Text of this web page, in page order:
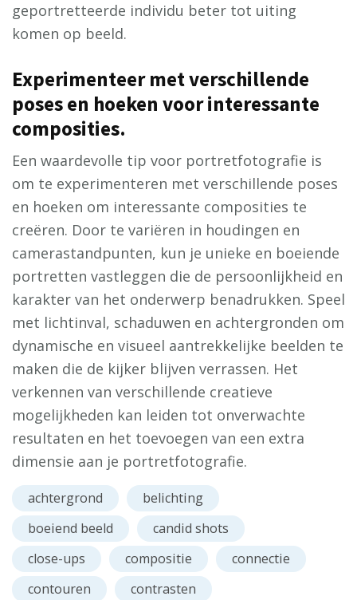
geportretteerde individu beter tot uiting
komen op beeld.
Experimenteer met verschillende
poses en hoeken voor interessante
composities.
Een waardevolle tip voor portretfotografie is
om te experimenteren met verschillende poses
en hoeken om interessante composities te
creëren. Door te variëren in houdingen en
camerastandpunten, kun je unieke en boeiende
portretten vastleggen die de persoonlijkheid en
karakter van het onderwerp benadrukken. Speel
met lichtinval, schaduwen en achtergronden om
dynamische en visueel aantrekkelijke beelden te
maken die de kijker blijven verrassen. Het
verkennen van verschillende creatieve
mogelijkheden kan leiden tot onverwachte
resultaten en het toevoegen van een extra
dimensie aan je portretfotografie.
achtergrond
belichting
boeiend beeld
candid shots
close-ups
compositie
connectie
contouren
contrasten